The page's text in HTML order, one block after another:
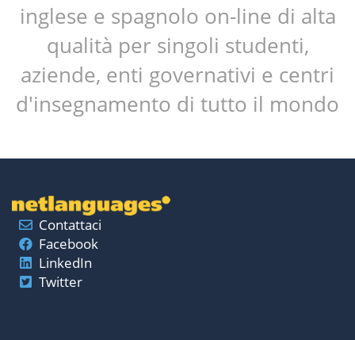
inglese e spagnolo on-line di alta
qualità per singoli studenti,
aziende, enti governativi e centri
d'insegnamento di tutto il mondo
Contattaci
Facebook
LinkedIn
Twitter